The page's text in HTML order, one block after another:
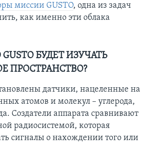
миссии GUSTO, одна из задач
как именно эти облака
БУДЕТ ИЗУЧАТЬ
ПРОСТРАНСТВО?
датчики, нацеленные на
атомов и молекул – углерода,
Создатели аппарата сравнивают
радиосистемой, которая
сигналы о нахождении того или